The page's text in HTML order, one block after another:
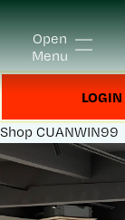
Open
Menu
LOGIN
Shop CUANWIN99